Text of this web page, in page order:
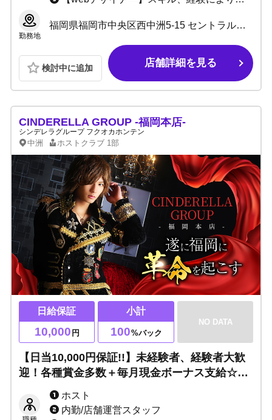
勤務地
福岡県福岡市中央区西中洲5-15 セントラルパークタワー 1F
検討中に追加 店舗詳細を見る
CINDERELLA GROUP -福岡本店-
シンデレラグループ フクオカホンテン
中洲 ホストクラブ 1部
日給保証
10,000 円
小計
100%バック
NO DATA
【日当10,000円保証!!】未経験者、経験者大歓
迎！各種賞金多数＋毎月現金ボーナス支給☆ノ
ンアル営業OK・ノルマなし・日払いOK。寮は
徒歩圏内で即日入居可能です！24時間応募OK♪
ホスト
内勤/店舗運営スタッフ